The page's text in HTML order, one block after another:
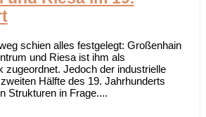
schien alles festgelegt: Großenhain
und Riesa ist ihm als
zugeordnet. Jedoch der industrielle
Hälfte des 19. Jahrhunderts
Strukturen in Frage....